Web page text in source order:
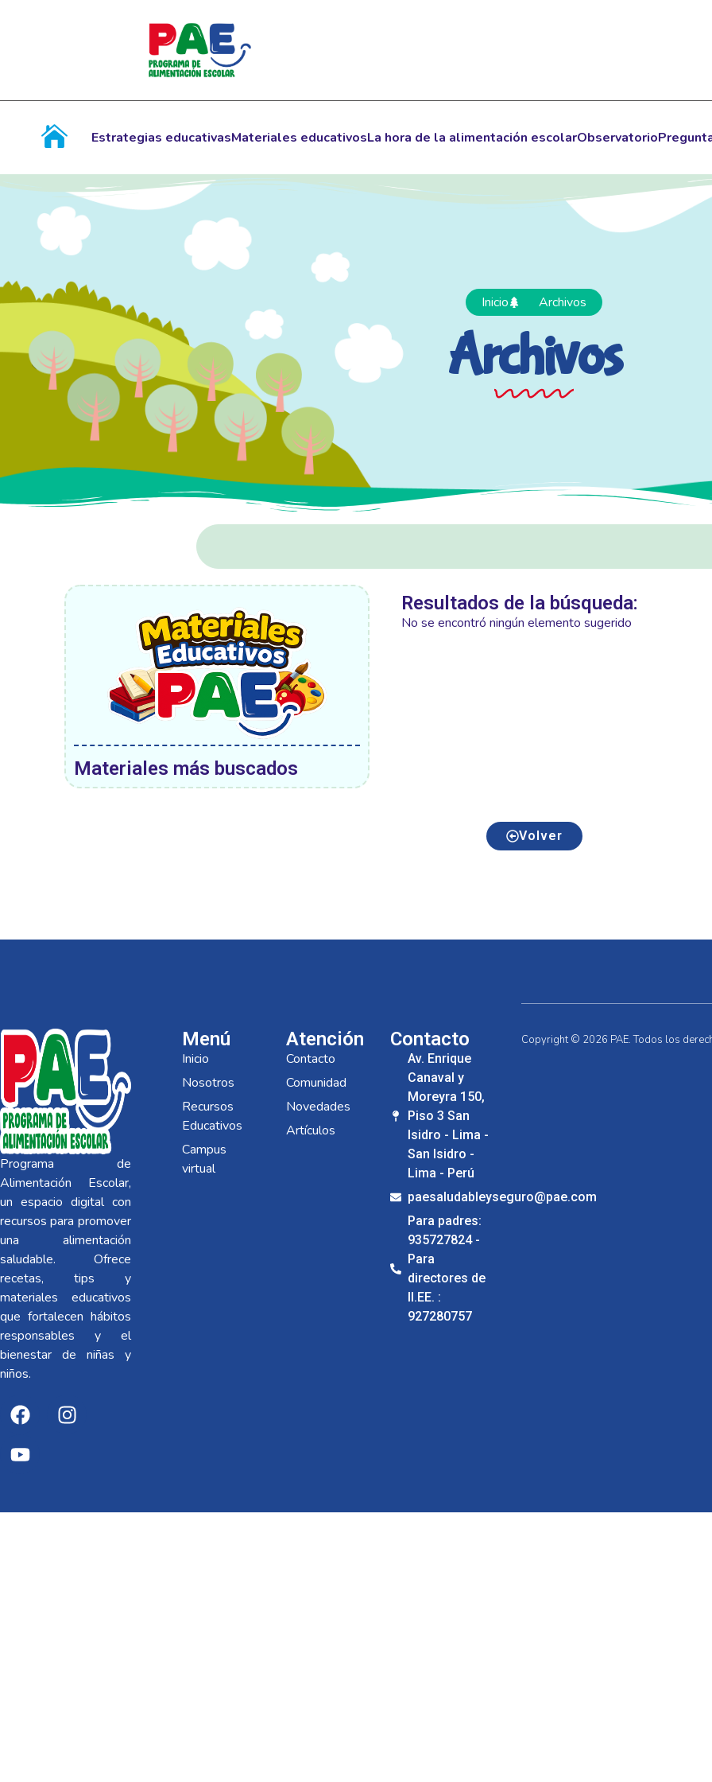
Estrategias educativasMateriales educativosLa hora de la alimentación escolarObservatorio
Inicio Archivos
Archivos
Materiales más buscados
Resultados de la búsqueda:
No se encontró ningún elemento sugerido
Volver
Programa de
Alimentación Escolar,
un espacio digital con
recursos para promover
una alimentación
saludable. Ofrece
recetas, tips y
materiales educativos
que fortalecen hábitos
responsables y el
bienestar de niñas y
niños.
Menú
Inicio
Nosotros
Recursos
Educativos
Campus
virtual
Atención
Contacto
Comunidad
Novedades
Artículos
Contacto
Av. Enrique
Canaval y
Moreyra 150,
Piso 3 San
Isidro - Lima -
San Isidro -
Lima - Perú
paesaludableyseguro@pae.com
Para padres:
935727824 -
Para
directores de
II.EE. :
927280757
Copyright © 2026 PAE. Todos los